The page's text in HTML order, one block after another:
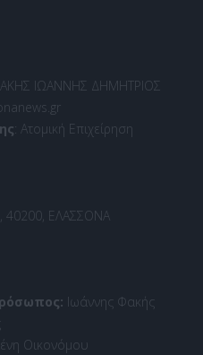
ΙΩΑΝΝΗΣ ΔΗΜΗΤΡΙΟΣ
: Ατομική Επιχείρηση
40200, ΕΛΑΣΣΟΝΑ
Ιωάννης Φακής
Οικονόμου